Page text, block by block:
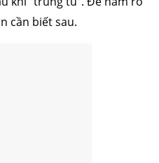
cần biết sau.